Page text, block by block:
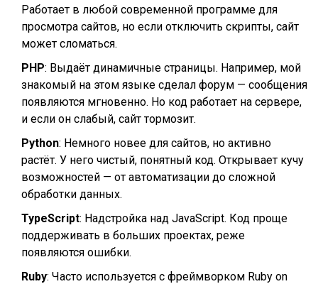
Работает в любой современной программе для
просмотра сайтов, но если отключить скрипты, сайт
может сломаться.
PHP: Выдаёт динамичные страницы. Например, мой
знакомый на этом языке сделал форум — сообщения
появляются мгновенно. Но код работает на сервере,
и если он слабый, сайт тормозит.
Python: Немного новее для сайтов, но активно
растёт. У него чистый, понятный код. Открывает кучу
возможностей — от автоматизации до сложной
обработки данных.
TypeScript: Надстройка над JavaScript. Код проще
поддерживать в больших проектах, реже
появляются ошибки.
Ruby: Часто используется с фреймворком Ruby on